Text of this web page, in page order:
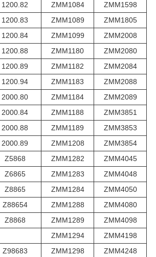
1200.82 ZMM1084
ZMM1598
1200.83 ZMM1089
ZMM1805
1200.84 ZMM1099
ZMM2008
1200.88 ZMM1180
ZMM2080
1200.89 ZMM1182
ZMM2084
1200.94 ZMM1183
ZMM2088
2000.80 ZMM1184
ZMM2089
2000.84 ZMM1188
ZMM3851
2000.88 ZMM1189
ZMM3853
2000.89 ZMM1208
ZMM3854
Z5868 ZMM1282
ZMM4045
Z6865 ZMM1283
ZMM4048
Z8865 ZMM1284
ZMM4050
Z88654 ZMM1288
ZMM4080
Z8868 ZMM1289
ZMM4098
ZMM1294
ZMM4198
Z98683 ZMM1298
ZMM4248